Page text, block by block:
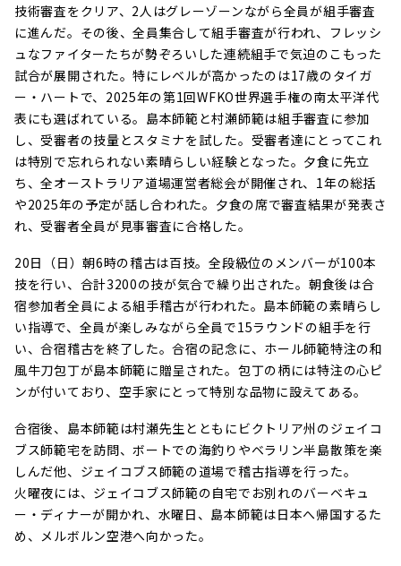
技術審査をクリア、2人はグレーゾーンながら全員が組手審査
に進んだ。その後、全員集合して組手審査が行われ、フレッシ
ュなファイターたちが勢ぞろいした連続組手で気迫のこもった
試合が展開された。特にレベルが高かったのは17歳のタイガ
ー・ハートで、2025年の第1回WFKO世界選手権の南太平洋代
表にも選ばれている。島本師範と村瀬師範は組手審査に参加
し、受審者の技量とスタミナを試した。受審者達にとってこれ
は特別で忘れられない素晴らしい経験となった。夕食に先立
ち、全オーストラリア道場運営者総会が開催され、1年の総括
や2025年の予定が話し合われた。夕食の席で審査結果が発表さ
れ、受審者全員が見事審査に合格した。
20日（日）朝6時の稽古は百技。全段級位のメンバーが100本
技を行い、合計3200の技が気合で繰り出された。朝食後は合
宿参加者全員による組手稽古が行われた。島本師範の素晴らし
い指導で、全員が楽しみながら全員で15ラウンドの組手を行
い、合宿稽古を終了した。合宿の記念に、ホール師範特注の和
風牛刀包丁が島本師範に贈呈された。包丁の柄には特注の心ピ
ンが付いており、空手家にとって特別な品物に設えてある。
合宿後、島本師範は村瀬先生とともにビクトリア州のジェイコ
ブス師範宅を訪問、ボートでの海釣りやベラリン半島散策を楽
しんだ他、ジェイコブス師範の道場で稽古指導を行った。
火曜夜には、ジェイコブス師範の自宅でお別れのバーベキュ
ー・ディナーが開かれ、水曜日、島本師範は日本へ帰国するた
め、メルボルン空港へ向かった。